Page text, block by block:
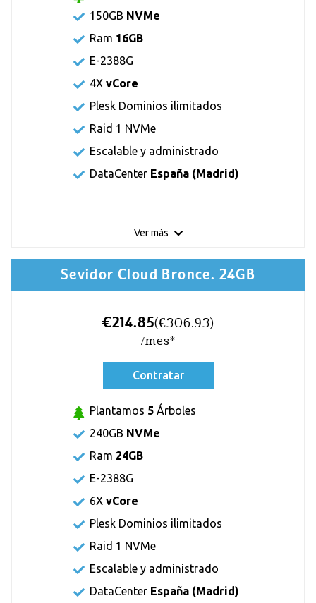
150GB NVMe
Ram 16GB
E-2388G
4X vCore
Plesk Dominios ilimitados
Raid 1 NVMe
Escalable y administrado
DataCenter España (Madrid)
Ver más
Sevidor Cloud Bronce. 24GB
€214.85(€306.93)
/mes*
Contratar
Plantamos 5 Árboles
240GB NVMe
Ram 24GB
E-2388G
6X vCore
Plesk Dominios ilimitados
Raid 1 NVMe
Escalable y administrado
DataCenter España (Madrid)